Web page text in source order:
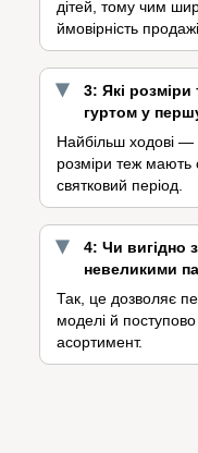
дітей, тому чим
ймовірність
3: Які
гуртом у
Найбільш ходові —
розміри теж мають
святковий період.
4: Чи вигідно
невеликими
Так, це дозволяє
моделі й
асортимент.